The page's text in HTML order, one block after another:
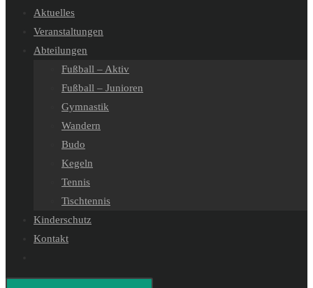
Aktuelles
Veranstaltungen
Abteilungen
Fußball – Aktiv
Fußball – Junioren
Gymnastik
Wandern
Budo
Kegeln
Tennis
Tischtennis
Kinderschutz
Kontakt
Suche